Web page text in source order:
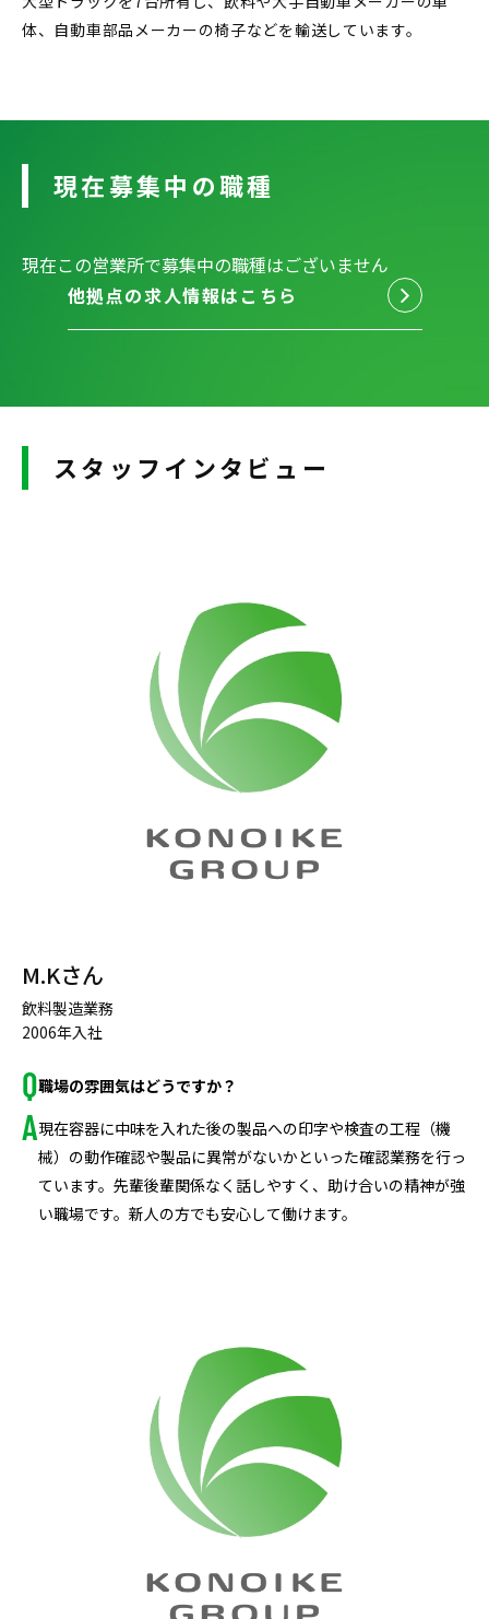
体、自動車部品メーカーの椅子などを輸送しています。
現在募集中の職種
現在この営業所で募集中の職種はございません
他拠点の求人情報はこちら
スタッフインタビュー
M.Kさん
飲料製造業務
2006年入社
職場の雰囲気はどうですか？
現在容器に中味を入れた後の製品への印字や検査の工程（機
械）の動作確認や製品に異常がないかといった確認業務を行っ
ています。先輩後輩関係なく話しやすく、助け合いの精神が強
い職場です。新人の方でも安心して働けます。